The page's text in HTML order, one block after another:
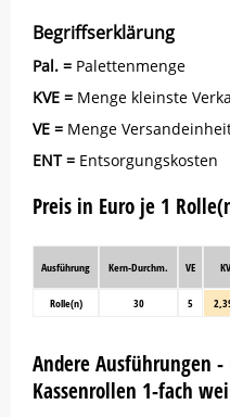
Begriffserklärung
Pal. = Palettenmenge
KVE = Menge kleinste
VE = Menge
ENT = Entsorgungskosten
Preis in Euro je 1
Ausführung Kern-Durchm. VE
Rolle(n) 30 5
Andere Ausführungen -
Kassenrollen 1-fach